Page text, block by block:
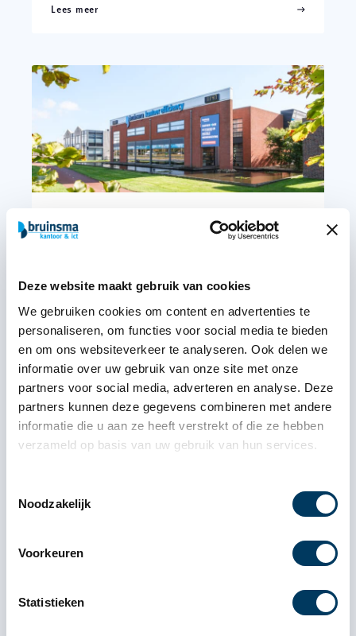
Deze website maakt gebruik van cookies
We gebruiken cookies om content en advertenties te
personaliseren, om functies voor social media te bieden
en om ons websiteverkeer te analyseren. Ook delen we
informatie over uw gebruik van onze site met onze
partners voor social media, adverteren en analyse. Deze
partners kunnen deze gegevens combineren met andere
informatie die u aan ze heeft verstrekt of die ze hebben
verzameld op basis van uw gebruik van hun services.
Noodzakelijk
Voorkeuren
Statistieken
Lees meer
We hebben onze ISO27001
succesvol omgezet naar versie
Processen automatiseren. Hoe ga